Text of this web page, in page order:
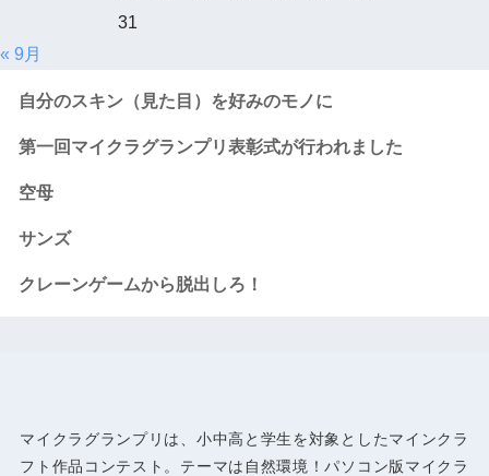
31
« 9月
自分のスキン（見た目）を好みのモノに
第一回マイクラグランプリ表彰式が行われました
空母
サンズ
クレーンゲームから脱出しろ！
マイクラグランプリは、小中高と学生を対象としたマインクラ
フト作品コンテスト。テーマは自然環境！パソコン版マイクラ